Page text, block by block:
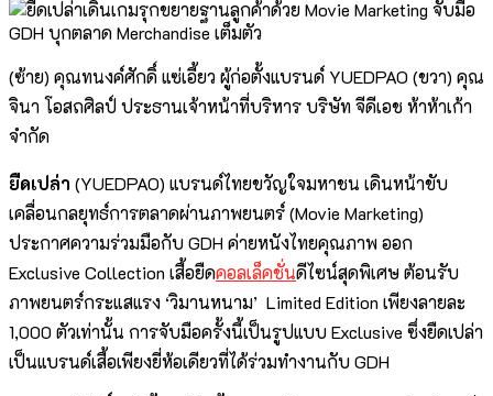
(ซ้าย) คุณทนงค์ศักดิ์ แซ่เอี้ยว ผู้ก่อตั้งแบรนด์ YUEDPAO (ขวา) คุณ
จินา โอสถศิลป์ ประธานเจ้าหน้าที่บริหาร บริษัท จีดีเอช ห้าห้าเก้า
จำกัด
ยืดเปล่า (YUEDPAO) แบรนด์ไทยขวัญใจมหาชน เดินหน้าขับ
เคลื่อนกลยุทธ์การตลาดผ่านภาพยนตร์ (Movie Marketing)
ประกาศความร่วมมือกับ GDH ค่ายหนังไทยคุณภาพ ออก
Exclusive Collection เสื้อยืดคอลเล็คชั่นดีไซน์สุดพิเศษ ต้อนรับ
ภาพยนตร์กระแสแรง ‘วิมานหนาม’ Limited Edition เพียงลายละ
1,000 ตัวเท่านั้น การจับมือครั้งนี้เป็นรูปแบบ Exclusive ซึ่งยืดเปล่า
เป็นแบรนด์เสื้อเพียงยี่ห้อเดียวที่ได้ร่วมทำงานกับ GDH